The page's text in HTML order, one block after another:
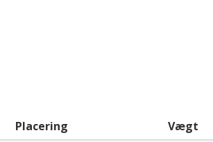
Placering Vægt